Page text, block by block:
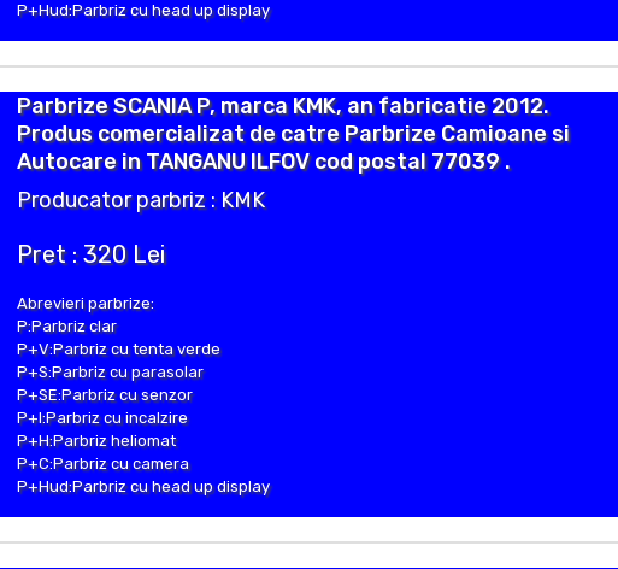
P+Hud:Parbriz cu head up display
Parbrize SCANIA P, marca KMK, an fabricatie 2012.
Produs comercializat de catre Parbrize Camioane si
Autocare in TANGANU ILFOV cod postal 77039 .
Producator parbriz : KMK
Pret : 320 Lei
Abrevieri parbrize:
P:Parbriz clar
P+V:Parbriz cu tenta verde
P+S:Parbriz cu parasolar
P+SE:Parbriz cu senzor
P+I:Parbriz cu incalzire
P+H:Parbriz heliomat
P+C:Parbriz cu camera
P+Hud:Parbriz cu head up display